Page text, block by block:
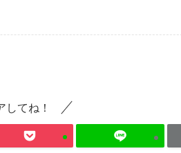
てね！